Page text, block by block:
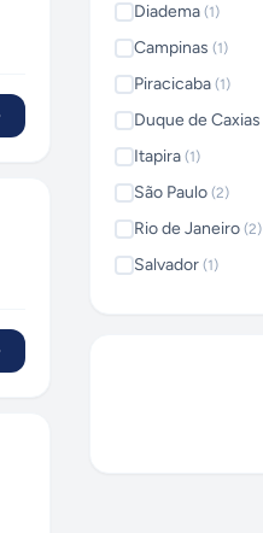
Diadema (1)
Campinas (1)
Piracicaba (1)
Duque de Caxias
Itapira (1)
São Paulo (2)
Rio de Janeiro (2)
Salvador (1)